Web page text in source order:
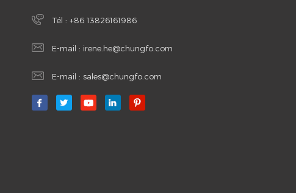
Tél : +86 13826161986
E-mail : irene.he@chungfo.com
E-mail : sales@chungfo.com